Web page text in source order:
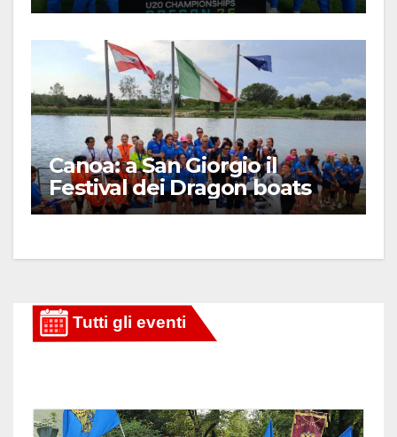
Canoa: a San Giorgio il
Festival dei Dragon boats